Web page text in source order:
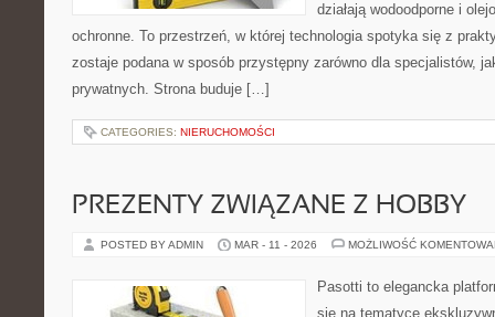
działają wodoodporne i
ochronne. To przestrzeń, w której technologia spotyka się z
zostaje podana w sposób przystępny zarówno dla specjalistów,
prywatnych. Strona buduje […]
CATEGORIES: NIERUCHOMOŚCI
PREZENTY ZWIĄZANE Z HOBBY
POSTED BY ADMIN MAR - 11 - 2026 MOŻLIWOŚĆ
Pasotti to elegancka
się na tematyce